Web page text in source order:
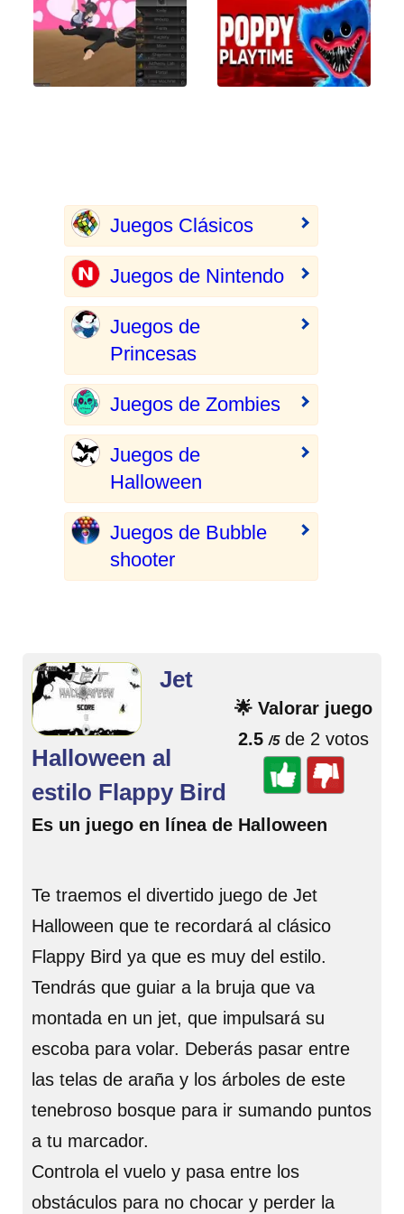
Juegos Clásicos
Juegos de Nintendo
Juegos de
Princesas
Juegos de Zombies
Juegos de
Halloween
Juegos de Bubble
shooter
🌟 Valorar juego
2.5 /5de 2 votos
Jet
Halloween al
estilo Flappy Bird
Es un juego en línea de Halloween
Te traemos el divertido juego de Jet
Halloween que te recordará al clásico
Flappy Bird ya que es muy del estilo.
Tendrás que guiar a la bruja que va
montada en un jet, que impulsará su
escoba para volar. Deberás pasar entre
las telas de araña y los árboles de este
tenebroso bosque para ir sumando puntos
a tu marcador.
Controla el vuelo y pasa entre los
obstáculos para no chocar y perder la